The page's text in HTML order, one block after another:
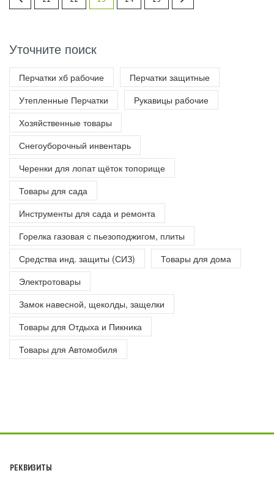
Уточните поиск
Перчатки хб рабочие
Перчатки защитные
Утепленные Перчатки
Рукавицы рабочие
Хозяйственные товары
Снегоуборочный инвентарь
Черенки для лопат щёток топорище
Товары для сада
Инструменты для сада и ремонта
Горелка газовая с пьезоподжигом, плиты
Средства инд. защиты (СИЗ)
Товары для дома
Электротовары
Замок навесной, щеколды, защелки
Товары для Отдыха и Пикника
Товары для Автомобиля
РЕКВИЗИТЫ